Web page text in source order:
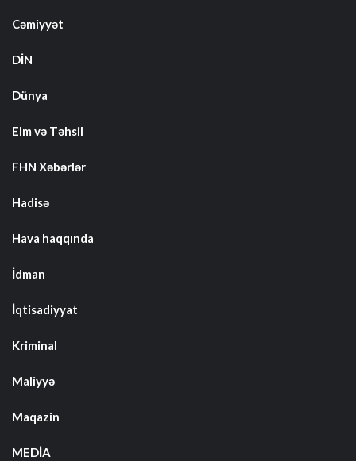
Cəmiyyət
DİN
Dünya
Elm və Təhsil
FHN Xəbərlər
Hadisə
Hava haqqında
İdman
İqtisadiyyat
Kriminal
Maliyyə
Maqazin
MEDİA